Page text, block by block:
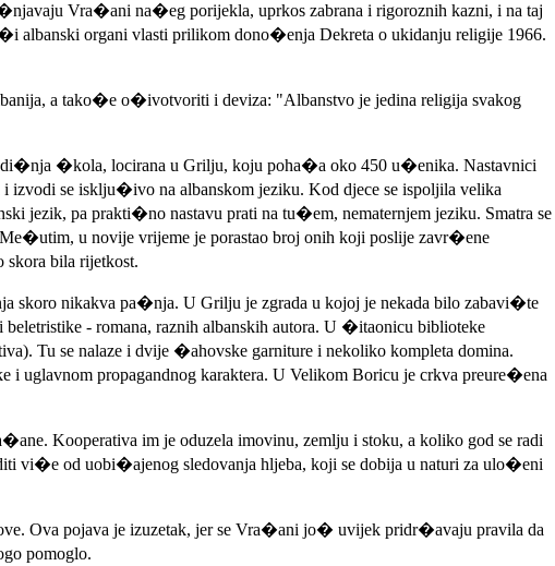
Vra�ani na�eg porijekla, uprkos zabrana i rigoroznih kazni, i na taj
albanski organi vlasti prilikom dono�enja Dekreta o ukidanju religije 1966.
a tako�e o�ivotvoriti i deviza: "Albanstvo je jedina religija svakog
�kola, locirana u Grilju, koju poha�a oko 450 u�enika. Nastavnici
izvodi se isklju�ivo na albanskom jeziku. Kod djece se ispoljila velika
jezik, pa prakti�no nastavu prati na tu�em, nematernjem jeziku. Smatra se
u novije vrijeme je porastao broj onih koji poslije zavr�ene
bila rijetkost.
skoro nikakva pa�nja. U Grilju je zgrada u kojoj je nekada bilo zabavi�te
- romana, raznih albanskih autora. U �itaonicu biblioteke
Tu se nalaze i dvije �ahovske garniture i nekoliko kompleta domina.
propagandnog karaktera. U Velikom Boricu je crkva preure�ena
Kooperativa im je oduzela imovinu, zemlju i stoku, a koliko god se radi
vi�e od uobi�ajenog sledovanja hljeba, koji se dobija u naturi za ulo�eni
Ova pojava je izuzetak, jer se Vra�ani jo� uvijek pridr�avaju pravila da
pomoglo.